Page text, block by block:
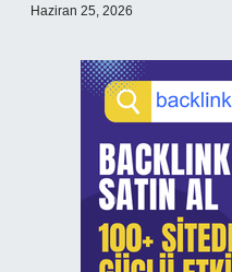
Haziran 25, 2026